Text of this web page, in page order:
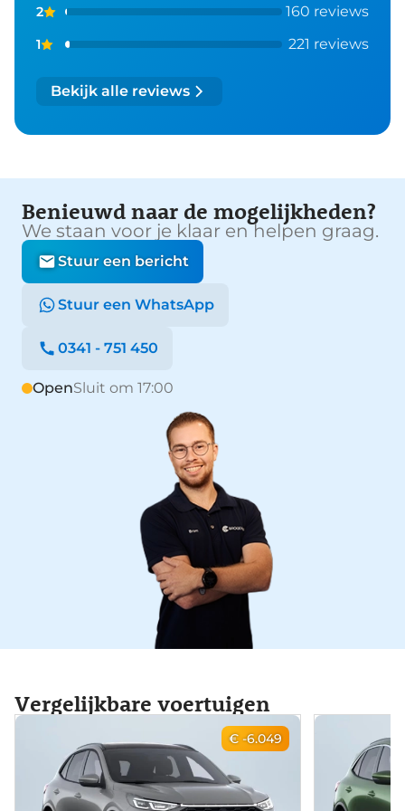
2 160 reviews
1 221 reviews
Bekijk alle reviews
Benieuwd naar de mogelijkheden?
We staan voor je klaar en helpen graag.
Stuur een bericht
Stuur een WhatsApp
0341 - 751 450
OpenSluit om 17:00
Vergelijkbare voertuigen
€ -6.049